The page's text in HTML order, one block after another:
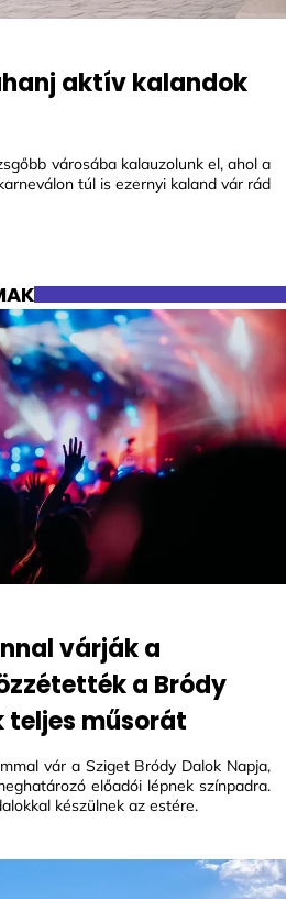
aktív kalandok
városába kalauzolunk el, ahol a
túl is ezernyi kaland vár rád
várják a
a Bródy
teljes műsorát
vár a Sziget Bródy Dalok Napja,
előadói lépnek színpadra.
készülnek az estére.